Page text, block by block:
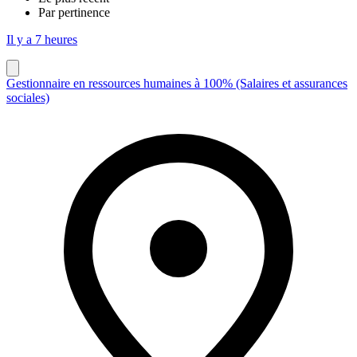
Par pertinence
Il y a 7 heures
Gestionnaire en ressources humaines à 100% (Salaires et assurances
sociales)